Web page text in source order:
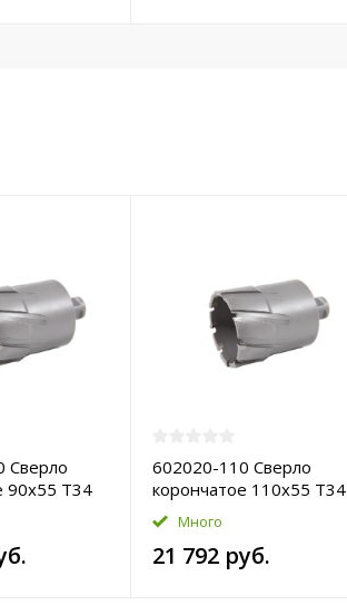
Сверло
90х55 T34
602020-110 Сверло
корончатое 110х55 T34
TCT-Pro
Много
21 792 руб.